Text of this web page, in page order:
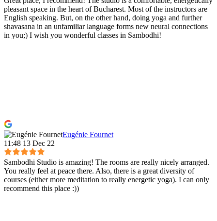
pleasant space in the heart of Bucharest. Most of the instructors are
English speaking. But, on the other hand, doing yoga and further
shavasana in an unfamiliar language forms new neural connections
in you;) I wish you wonderful classes in Sambodhi!
Eugénie Fournet
11:48 13 Dec 22
Sambodhi Studio is amazing! The rooms are really nicely arranged.
You really feel at peace there. Also, there is a great diversity of
courses (either more meditation to really energetic yoga). I can only
recommend this place :))